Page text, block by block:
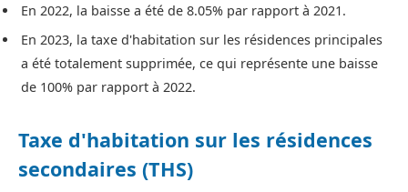
En 2022, la baisse a été de 8.05% par rapport à 2021.
En 2023, la taxe d'habitation sur les résidences principales
a été totalement supprimée, ce qui représente une baisse
de 100% par rapport à 2022.
Taxe d'habitation sur les résidences
secondaires (THS)